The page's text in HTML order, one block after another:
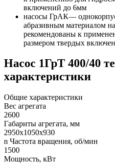
включений до 6мм
насосы ГрАК—
абразивным материалом
рекомендованы к
размером твердых
Насос 1ГрТ 400/40
характеристики
Общие характеристики
Вес агрегата
2600
Габариты агрегата, мм
2950х1050х930
n Частота вращения, об/мин
1500
Мощность, кВт